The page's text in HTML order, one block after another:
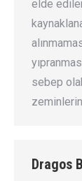
elde
sebep
Dragos